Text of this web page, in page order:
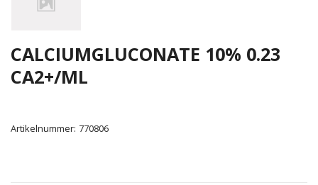
CALCIUMGLUCONATE 10% 0.23
CA2+/ML
Artikelnummer: 770806